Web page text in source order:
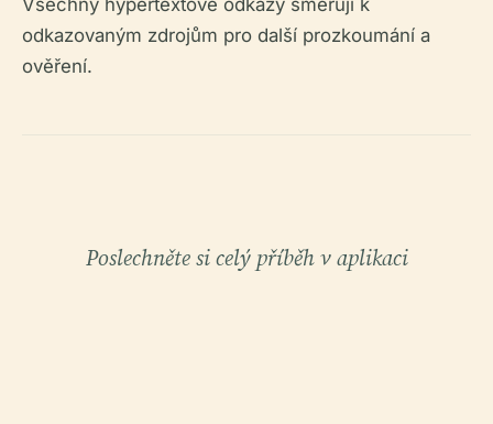
odkazovaným zdrojům pro další prozkoumání a
ověření.
Poslechněte si celý příběh v aplikaci